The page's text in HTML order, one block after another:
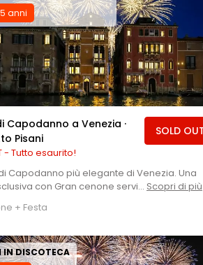
anni
SOLD
Capodanno a Venezia ·
Pisani
- Tutto esaurito!
Capodanno più elegante di Venezia. Una
con Gran cenone servi... Scopri di più
+ Festa
IN DISCOTECA